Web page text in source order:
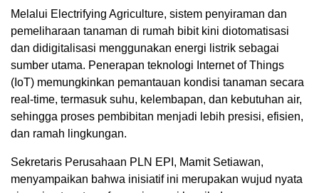
Melalui Electrifying Agriculture, sistem penyiraman dan
pemeliharaan tanaman di rumah bibit kini diotomatisasi
dan didigitalisasi menggunakan energi listrik sebagai
sumber utama. Penerapan teknologi Internet of Things
(IoT) memungkinkan pemantauan kondisi tanaman secara
real-time, termasuk suhu, kelembapan, dan kebutuhan air,
sehingga proses pembibitan menjadi lebih presisi, efisien,
dan ramah lingkungan.
Sekretaris Perusahaan PLN EPI, Mamit Setiawan,
menyampaikan bahwa inisiatif ini merupakan wujud nyata